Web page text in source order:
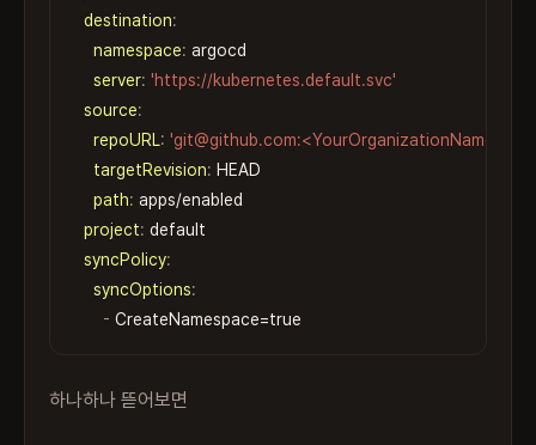
destination:
namespace: argocd
server: 'https://kubernetes.default.svc'
source:
repoURL: 'git@github.com:<YourOrganizationName>/
targetRevision: HEAD
path: apps/enabled
project: default
syncPolicy:
syncOptions:
- CreateNamespace=true
하나하나 뜯어보면